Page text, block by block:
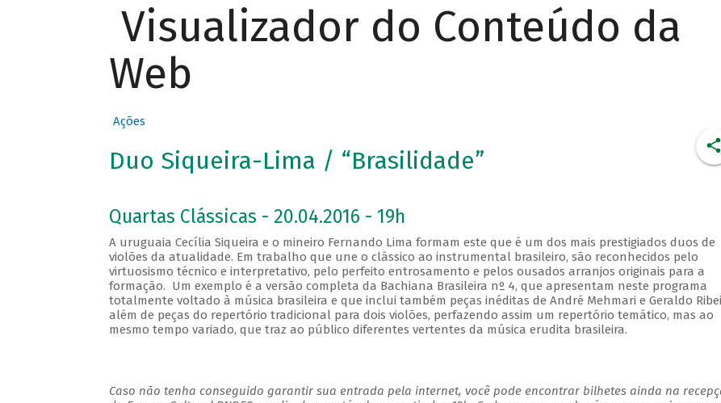
Visualizador do Conteúdo da
Web
Ações
Duo Siqueira-Lima / “Brasilidade”
Quartas Clássicas - 20.04.2016 - 19h
A uruguaia Cecília Siqueira e o mineiro Fernando Lima formam este que é um dos mais prestigiados duos de
violões da atualidade. Em trabalho que une o clássico ao instrumental brasileiro, são reconhecidos pelo
virtuosismo técnico e interpretativo, pelo perfeito entrosamento e pelos ousados arranjos originais para a
formação. Um exemplo é a versão completa da Bachiana Brasileira nº 4, que apresentam neste programa
totalmente voltado à música brasileira e que inclui também peças inéditas de André Mehmari e Geraldo
além de peças do repertório tradicional para dois violões, perfazendo assim um repertório temático, mas ao
mesmo tempo variado, que traz ao público diferentes vertentes da música erudita brasileira.
Caso não tenha conseguido garantir sua entrada pela internet, você pode encontrar bilhetes ainda na